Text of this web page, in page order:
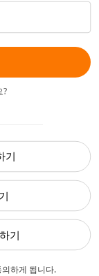
?
기
기
하게 됩니다.